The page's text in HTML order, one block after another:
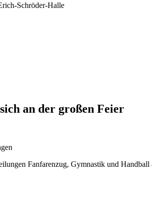
Schröder-Halle
an der großen Feier
Fanfarenzug, Gymnastik und